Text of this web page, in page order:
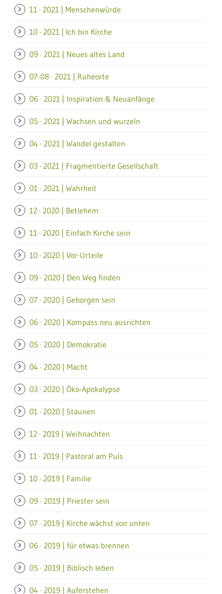
11 · 2021 | Menschenwürde
10 · 2021 | Ich bin Kirche
09 · 2021 | Neues altes Land
07-08 · 2021 | Ruheorte
06 · 2021 | Inspiration & Neuanfänge
05 · 2021 | Wachsen und wurzeln
04 · 2021 | Wandel gestalten
03 · 2021 | Fragmentierte Gesellschaft
01 · 2021 | Wahrheit
12 · 2020 | Betlehem
11 · 2020 | Einfach Kirche sein
10 · 2020 | Vor-Urteile
09 · 2020 | Den Weg finden
07 · 2020 | Geborgen sein
06 · 2020 | Kompass neu ausrichten
05 · 2020 | Demokratie
04 · 2020 | Macht
03 · 2020 | Öko-Apokalypse
01 · 2020 | Staunen
12 · 2019 | Weihnachten
11 · 2019 | Pastoral am Puls
10 · 2019 | Familie
09 · 2019 | Priester sein
07 · 2019 | Kirche wächst von unten
06 · 2019 | für etwas brennen
05 · 2019 | Biblisch leben
04 · 2019 | Auferstehen